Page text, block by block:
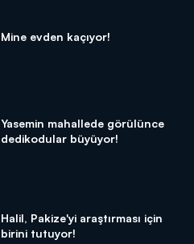
Mine evden kaçıyor!
Yasemin mahallede görülünce
dedikodular büyüyor!
Halil, Pakize'yi araştırması için
birini tutuyor!